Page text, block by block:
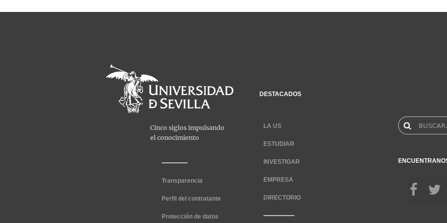
Transparencia
Perfil del contratante
Protección de datos
DESTACADOS
LA US
ESTUDIAR
INVESTIGAR
EMPRESA
DIRECTORIO